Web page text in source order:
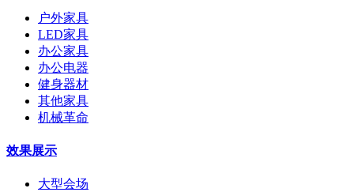
户外家具
LED家具
办公家具
办公电器
健身器材
其他家具
机械革命
效果展示
大型会场